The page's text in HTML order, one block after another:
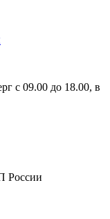
с 09.00 до 18.00, в
России